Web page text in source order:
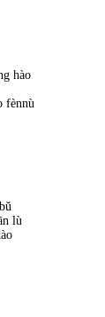
hào
fènnù
lù